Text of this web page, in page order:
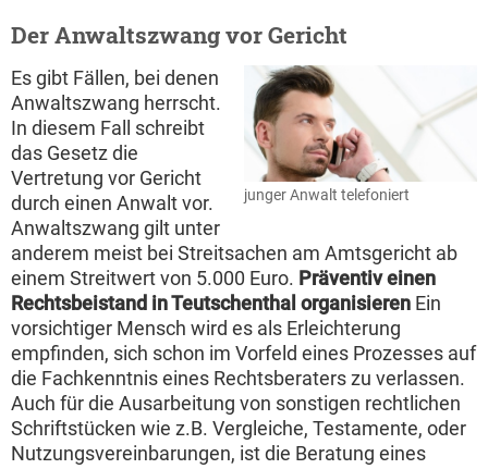
Der Anwaltszwang vor Gericht
junger Anwalt telefoniert
Es gibt Fällen, bei denen
Anwaltszwang herrscht.
In diesem Fall schreibt
das Gesetz die
Vertretung vor Gericht
durch einen Anwalt vor.
Anwaltszwang gilt unter
anderem meist bei Streitsachen am Amtsgericht ab
einem Streitwert von 5.000 Euro. Präventiv einen
Rechtsbeistand in Teutschenthal organisieren Ein
vorsichtiger Mensch wird es als Erleichterung
empfinden, sich schon im Vorfeld eines Prozesses auf
die Fachkenntnis eines Rechtsberaters zu verlassen.
Auch für die Ausarbeitung von sonstigen rechtlichen
Schriftstücken wie z.B. Vergleiche, Testamente, oder
Nutzungsvereinbarungen, ist die Beratung eines